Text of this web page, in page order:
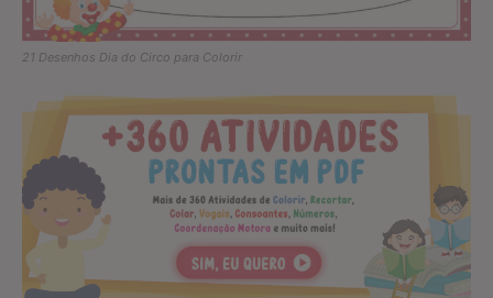
21 Desenhos Dia do Circo para Colorir